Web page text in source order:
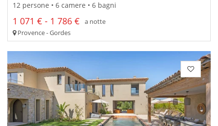
12 persone • 6 camere • 6 bagni
1 071 € - 1 786 €
a notte
Provence - Gordes